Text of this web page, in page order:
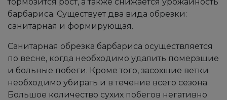
барбариса. Существует два вида обрезки:
санитарная и формирующая.
Санитарная обрезка барбариса осуществляется
по весне, когда необходимо удалить померзшие
и больные побеги. Кроме того, засохшие ветки
необходимо убирать и в течение всего сезона.
Большое количество сухих побегов негативно